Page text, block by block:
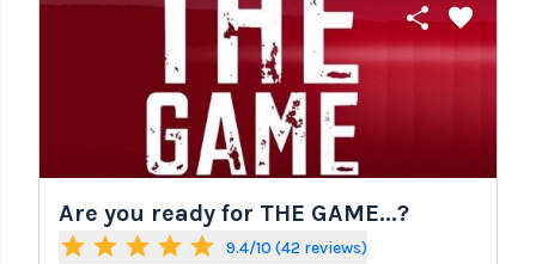
share favorite
Are you ready for THE GAME...?
star star star star star 9.4/10 (42 reviews)